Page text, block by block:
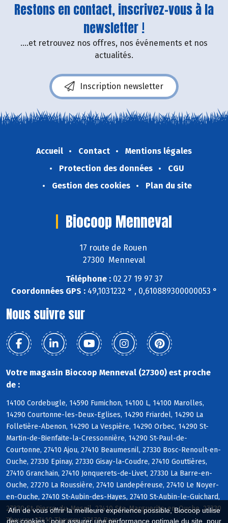
Afin de vous offrir la meilleure expérience possible, Biocoop utilise
des cookies : pour assurer une performance optimale du site, pour
Restons en contact, inscrivez-vous à la
newsletter !
....et retrouvez nos offres, nos événements et nos
actualités.
Inscription newsletter
Accueil Contact
Mentions légales
Protection des données
CGU
Gestion des cookies
Plan du site
Biocoop Menneval
17 route de Rouen
27300 Menneval
Téléphone :02 27 19 97 37
Coordonnées GPS :49,1031232 ° , 0,610889300000053 °
Nous suivre sur
Votre magasin Biocoop Menneval (27300) est proche
de :
14100 Cordebugle, 14590 Fumichon, 14100 L, 14100 Marolles,
14290 Courtonne-les-Deux-Eglises, 14290 Friardel, 14290 La
Folletière-Abenon, 14290 La Vespière, 14290 Orbec, 14290 St-
Martin-de-Bienfaite-la-Cressonnière, 14290 St-Paul-de-
Courtonne, 27410 Ajou, 27410 Beaumesnil, 27330 Bosc-Renoult-en-
Ouche, 27330 Epinay, 27330 Gisay-la-Coudre, 27410 Gouttières,
27410 Granchain, 27410 Jonquerets-de-Livet, 27330 La Barre-en-
Ouche, 27270 La Roussière, 27410 Landepéreuse, 27410 Le Noyer-
en-Ouche, 27410 St-Aubin-des-Hayes, 27410 St-Aubin-le-Guichard,
27330 St-Pierre-du-Mesnil, 27410 Ste-Marguerite-en-Ouche, 27330
Thevray, 27410 Thevray, 27170 Barc